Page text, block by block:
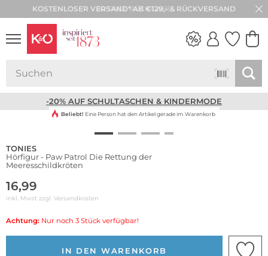
30 TAGE RÜCKGABE
-20% AUF SCHULTASCHEN & KINDERMODE
Beliebt! Eine Person hat den Artikel gerade im Warenkorb
TONIES
Hörfigur - Paw Patrol Die Rettung der
Meeresschildkröten
16,99
inkl. Mwst zzgl. Versandkosten
Achtung: Nur noch 3 Stück verfügbar!
IN DEN WARENKORB